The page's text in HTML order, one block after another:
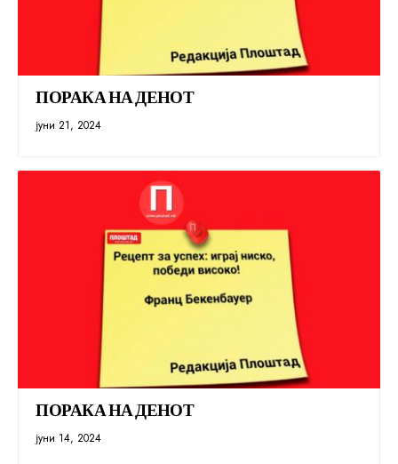
ПОРАКА НА ДЕНОТ
јуни 21, 2024
ПОРАКА НА ДЕНОТ
јуни 14, 2024